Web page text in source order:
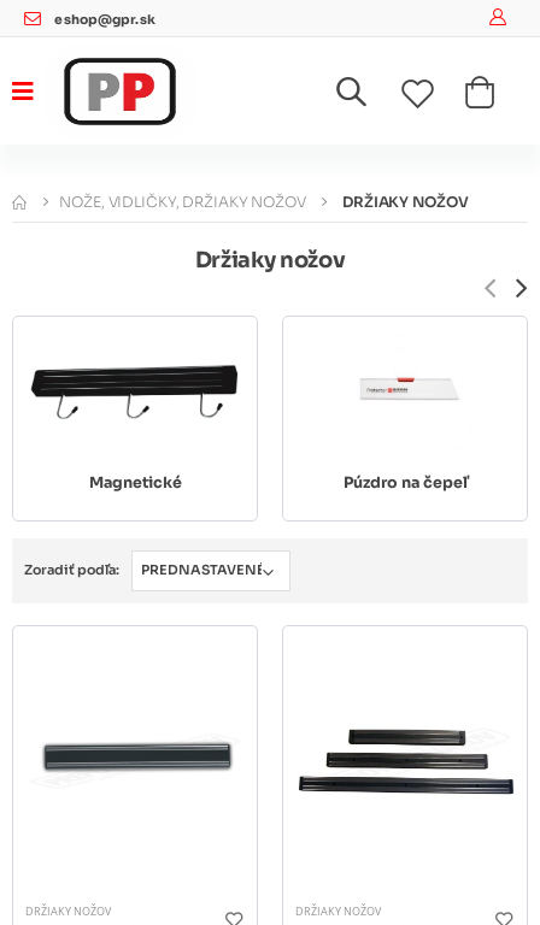
eshop@gpr.sk
NOŽE, VIDLIČKY, DRŽIAKY NOŽOV DRŽIAKY NOŽOV
Držiaky nožov
Magnetické Púzdro na čepeľ
Zoradiť podľa:
DRŽIAKY NOŽOV DRŽIAKY NOŽOV